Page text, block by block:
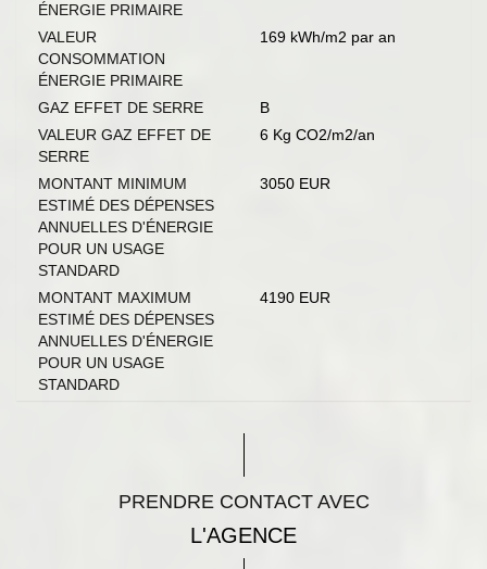
ÉNERGIE PRIMAIRE
VALEUR
CONSOMMATION
ÉNERGIE PRIMAIRE
169 kWh/m2 par an
GAZ EFFET DE SERRE
B
VALEUR GAZ EFFET DE
SERRE
6 Kg CO2/m2/an
MONTANT MINIMUM
ESTIMÉ DES DÉPENSES
ANNUELLES D'ÉNERGIE
POUR UN USAGE
STANDARD
3050 EUR
MONTANT MAXIMUM
ESTIMÉ DES DÉPENSES
ANNUELLES D'ÉNERGIE
POUR UN USAGE
STANDARD
4190 EUR
PRENDRE CONTACT AVEC
L'AGENCE